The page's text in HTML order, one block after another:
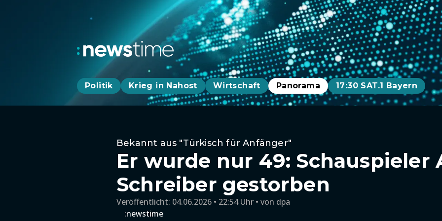
Politik Krieg in Nahost Wirtschaft Panorama 17:30 SAT.1 Bayern
Bekannt aus "Türkisch für Anfänger"
Er wurde nur 49: Schauspieler
Schreiber gestorben
Veröffentlicht: 04.06.2026 • 22:54 Uhr von dpa
:newstime